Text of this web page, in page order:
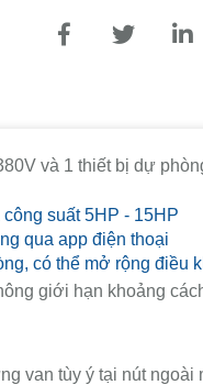
và 1 thiết bị dự
suất 5HP - 15HP
qua app điện thoại
có thể mở rộng điều
giới hạn khoảng
van tùy ý tại nút ngoài